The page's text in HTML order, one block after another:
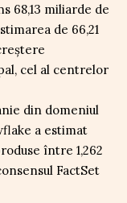
68,13 miliarde de
de 66,21
cel al centrelor
din domeniul
a estimat
între 1,262
FactSet